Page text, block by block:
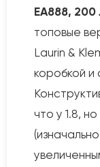
EA888, 200
топовые
Laurin &
коробкой и
что у 1.8,